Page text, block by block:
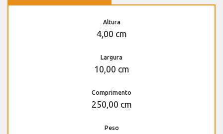
Altura
4,00 cm
Largura
10,00 cm
Comprimento
250,00 cm
Peso